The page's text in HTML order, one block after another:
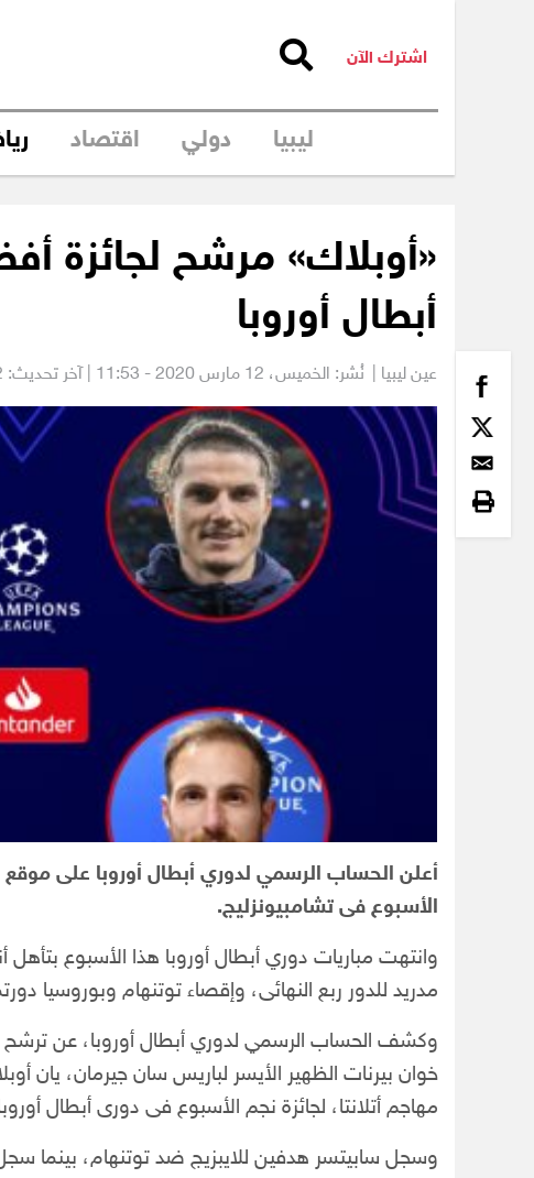
اشترك الآن
ليبيا دولي اقتصاد
«أوبلاك» مرشح لجائزة
أبطال أوروبا
عين ليبيا | نُشر: الخميس، | آخر تحديث: 12 مارس 2020 - 19:25
أعلن الحساب الرسمي لدوري أبطال أوروبا على
الأسبوع فى تشامبيونزليج.
وانتهت مباريات دوري أبطال أوروبا هذا الأسبوع بتأهل
مدريد للدور ربع النهائى، وإقصاء توتنهام وبوروسيا
وكشف الحساب الرسمي لدوري أبطال أوروبا، عن
خوان بيرنات الظهير الأيسر لباريس سان جيرمان، يان
مهاجم أتلانتا، لجائزة نجم الأسبوع فى دورى أبطال
وسجل سابيتسر هدفين للايبزيج ضد توتنهام، بينما